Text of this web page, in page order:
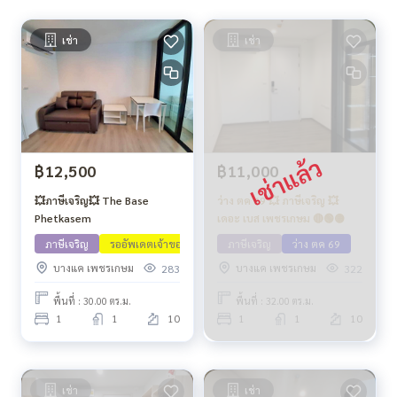
เช่า
฿12,500
💥ภาษีเจริญ💥 The Base
Phetkasem
ภาษีเจริญ
รออัพเดตเจ้าของ
บางแค เพชรเกษม
283
พื้นที่ : 30.00 ตร.ม.
1 1 10
เช่า
฿11,000
ว่าง ตค 69 💥 ภาษีเจริญ 💥
เดอะ เบส เพชรเกษม 🔴🟢🟡
ว่าง ตค 69
บางแค เพชรเกษม
พื้นที่ : 32.00 ตร.ม.
1 1 10
เช่า เช่า